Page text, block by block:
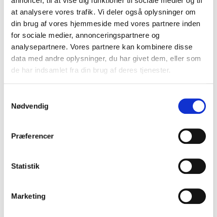
at analysere vores trafik. Vi deler også oplysninger om
din brug af vores hjemmeside med vores partnere inden
for sociale medier, annonceringspartnere og
analysepartnere. Vores partnere kan kombinere disse
data med andre oplysninger, du har givet dem, eller som
de har indsamlet fra din brug af deres tjenester.
Nødvendig
Præferencer
Statistik
Marketing
VIS PRODUKT